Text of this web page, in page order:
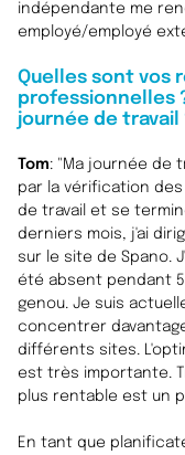
indépendante me
employé/employé
Quelles sont vos
professionnelles
journée de travail
Tom: "Ma journée de
par la vérification
de travail et se
derniers mois, j'ai
sur le site de Spano.
été absent pendant
genou. Je suis
concentrer
différents sites.
est très importante.
plus rentable est un
En tant que